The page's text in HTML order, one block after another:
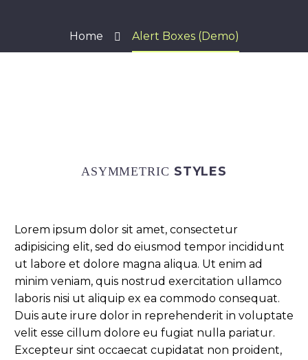
Home Alert Boxes (Demo)
ASYMMETRIC STYLES
Lorem ipsum dolor sit amet, consectetur
adipisicing elit, sed do eiusmod tempor incididunt
ut labore et dolore magna aliqua. Ut enim ad
minim veniam, quis nostrud exercitation ullamco
laboris nisi ut aliquip ex ea commodo consequat.
Duis aute irure dolor in reprehenderit in voluptate
velit esse cillum dolore eu fugiat nulla pariatur.
Excepteur sint occaecat cupidatat non proident,